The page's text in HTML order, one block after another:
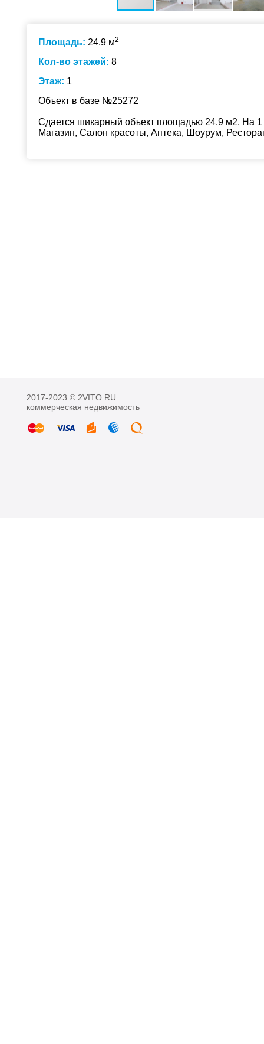
Площадь: 24.9 м2
Кол-во этажей: 8
Этаж: 1
Объект в базе №25272
Сдается шикарный объект площадью 24.9 м2. На 1
Магазин, Салон красоты, Аптека, Шоурум,
2017-2023 © 2VITO.RU
коммерческая недвижимость